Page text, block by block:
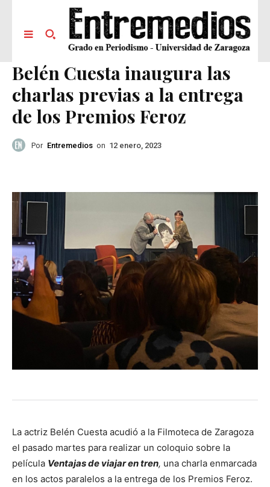
Belén Cuesta inaugura las
charlas previas a la entrega
de los Premios Feroz
Por Entremedios on 12 enero, 2023
La actriz Belén Cuesta acudió a la Filmoteca de Zaragoza
el pasado martes para realizar un coloquio sobre la
película Ventajas de viajar en tren, una charla enmarcada
en los actos paralelos a la entrega de los Premios Feroz.